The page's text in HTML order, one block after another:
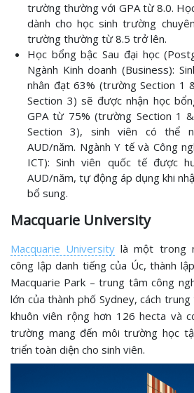
trường thường với GPA từ 8.0.
dành cho học sinh trường
trường thường từ 8.5 trở lên.
Học bổng bậc Sau đại học
Ngành Kinh doanh (Business):
nhân đạt 63% (trường Section 1
Section 3) sẽ được nhận học
GPA từ 75% (trường Section 1
Section 3), sinh viên có thể
AUD/năm. Ngành Y tế và Công
ICT): Sinh viên quốc tế được
AUD/năm, tự động áp dụng khi
bổ sung.
Macquarie University
Macquarie University là một trong
công lập danh tiếng của Úc, thành
Macquarie Park – trung tâm công
lớn của thành phố Sydney, cách
khuôn viên rộng hơn 126 hecta và
trường mang đến môi trường học
triển toàn diện cho sinh viên.